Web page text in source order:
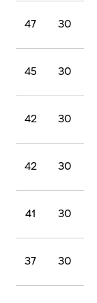
30
47
30
45
30
42
30
42
30
41
30
37